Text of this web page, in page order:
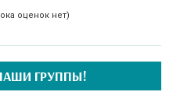
оценок нет)
ГРУППЫ!